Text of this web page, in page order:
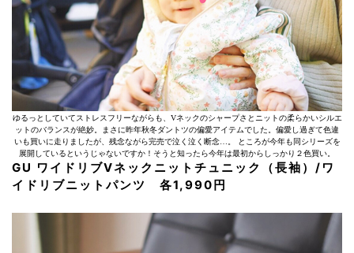
ゆるっとしていてストレスフリーながらも、Vネックのシャープさとニットの柔らかいシルエ
ットのバランスが絶妙。まさに昨年秋冬ダントツの偏愛アイテムでした。偏愛し過ぎて色違
いも買いに走りましたが、残念ながら完売で泣く泣く断念…。 ところが今年も同シリーズを
展開しているというじゃないですか！そうと知ったら今年は最初からしっかり２色買い。
GU ワイドリブVネックニットチュニック（長袖）/ワ
イドリブニットパンツ 各1,990円